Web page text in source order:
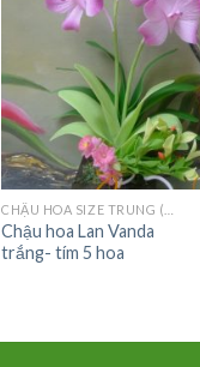
Chậu hoa Lan Vanda
trắng- tím 5 hoa